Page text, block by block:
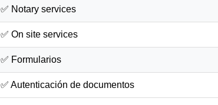
✅ Notary services
✅ On site services
✅ Formularios
✅ Autenticación de documentos